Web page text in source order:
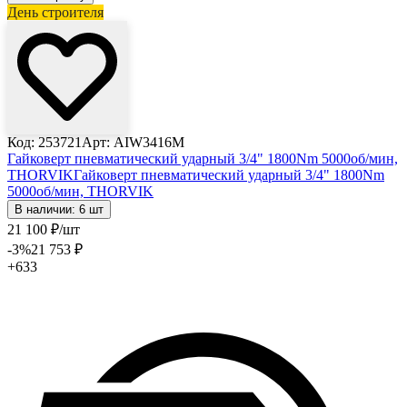
День строителя
Код: 253721 Арт: AIW3416M
Гайковерт пневматический ударный 3/4" 1800Nm 5000об/мин,
THORVIKГайковерт пневматический ударный 3/4" 1800Nm
5000об/мин, THORVIK
В наличии: 6 шт
21 100 ₽/шт
-3%21 753 ₽
+633